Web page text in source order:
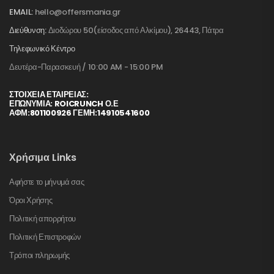
EMAIL: hello@offersmania.gr
Διεύθυνση:Διοδώρου 50(είσοδος από Αλκίμου), 26443, Πάτρα
Τηλεφωνικό Κέντρο
Δευτέρα-Παρασκευή / 10:00 AM - 15:00 PM
ΣΤΟΙΧΕΊΑ ΕΤΑΙΡΕΊΑΣ:
ΕΠΩΝΥΜΙΑ: ROICRUNCH Ο.Ε
ΑΦΜ:801100926 ΓΕΜΗ:14910541600
Χρήσιμα Links
Αφήστε το μήνυμά σας
Όροι Χρήσης
Πολιτική απορρήτου
Πολιτική Επιστροφών
Τρόποι πληρωμής